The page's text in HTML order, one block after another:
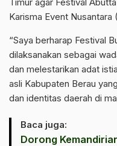
Karisma Event Nusantara
“Saya berharap Festival
dilaksanakan sebagai
dan melestarikan adat
asli Kabupaten Berau
dan identitas daerah di
Baca juga:
Dorong